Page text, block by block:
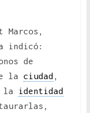
Marcos,
indicó:
de
la ciudad ,
la
identidad